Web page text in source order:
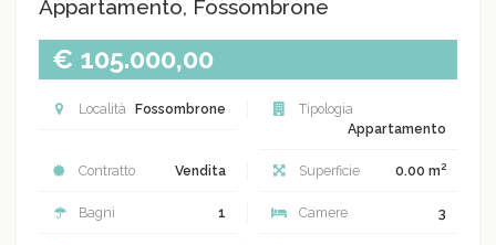
Appartamento, Fossombrone
€ 105.000,00
Località Fossombrone
Tipologia
Appartamento
Contratto Vendita Superficie 0.00 m2
Bagni 1 Camere 3